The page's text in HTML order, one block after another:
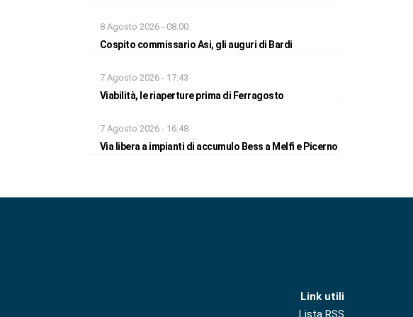
8 Agosto 2026 - 08:00
Cospito commissario Asi, gli auguri di Bardi
7 Agosto 2026 - 17:43
Viabilità, le riaperture prima di Ferragosto
7 Agosto 2026 - 16:48
Via libera a impianti di accumulo Bess a Melfi e Picerno
Link utili
Lista RSS